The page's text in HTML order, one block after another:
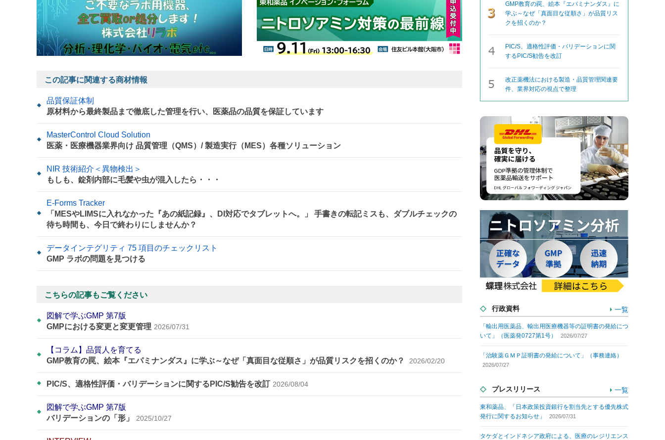
この記事に関連する商材情報
品質保証体制
原材料から最終製品まで徹底した管理を行い、医薬品の品質を保証しています
MasterControl Cloud Solution
医薬・医療機器業界向け 品質管理（QMS）/ 製造実行（MES）各種ソリューション
NIR 技術紹介＜異物検出＞
もしも、錠剤内部に毛髪や虫が混入したら・・・
E-Forms Tracker
「MESやLIMSに入れなかった『あの紙記録』、DI対応でタブレットへ。」 手書きの転記ミスも、ダブルチェックの
待ち時間も、今日で終わりにしませんか？
データインテグリティ 75 項目のチェックリスト
GMP ラボの問題を見つける
こちらの記事もご覧ください
図解で学ぶGMP 第7版
GMPにおける変更と変更管理 2026/07/31
【コラム】品質人を育てる
GMP教育の罠、絵本『エパミナンダス』に学ぶ～なぜ「真面目な従順さ」が品質リスクを招くのか？
2026/02/20
PIC/S、適格性評価・バリデーションに関するPIC/S勧告を改訂 2026/08/04
図解で学ぶGMP 第7版
バリデーションの「形」
2025/10/27
GMP教育の罠、絵本『エパミナンダス』に
学ぶ～なぜ「真面目な従順さ」が品質リス
クを招くのか？
PIC/S、適格性評価・バリデーションに関
するPIC/S勧告を改訂
改正薬機法における製造・品質管理関連要
件、業界対応の視点で整理
行政資料 一覧
「輸出用医薬品、輸出用医療機器等の証明書の発給につ
いて」（医薬発0727第1号）
2026/07/27
「治験薬ＧＭＰ証明書の発給について」（事務連絡）
2026/07/27
プレスリリース 一覧
東和薬品、「日本政策投資銀行を割当先とする優先株式
発行に関するお知らせ」
2026/07/31
タケダとインドネシア政府による、医療のレジリエンス